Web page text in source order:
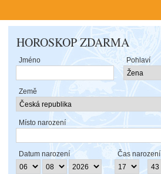
HOROSKOP ZDARMA
Jméno Pohlaví
Země
Místo narození
Datum narození Čas narození